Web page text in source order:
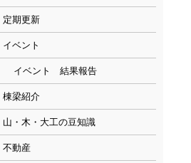
定期更新
イベント
イベント 結果報告
棟梁紹介
山・木・大工の豆知識
不動産